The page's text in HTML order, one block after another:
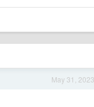
May 31, 2023